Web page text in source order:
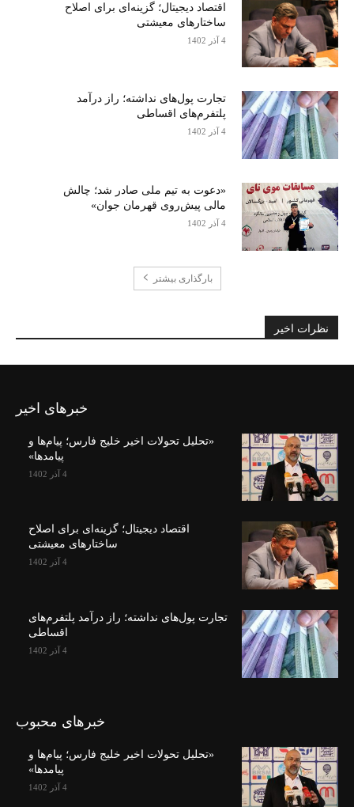
اقتصاد دیجیتال؛ گزینه‌ای برای اصلاح
ساختارهای معیشتی
4 آذر 1402
تجارت پول‌های نداشته؛ راز درآمد
پلتفرم‌های اقساطی
4 آذر 1402
«دعوت به تیم ملی صادر شد؛ چالش
مالی پیش‌روی قهرمان جوان»
4 آذر 1402
بارگذاری بیشتر
نظرات اخیر
خبرهای اخیر
«تحلیل تحولات اخیر خلیج فارس؛ پیام‌ها و
پیامدها»
4 آذر 1402
اقتصاد دیجیتال؛ گزینه‌ای برای اصلاح
ساختارهای معیشتی
4 آذر 1402
تجارت پول‌های نداشته؛ راز درآمد پلتفرم‌های
اقساطی
4 آذر 1402
خبرهای محبوب
«تحلیل تحولات اخیر خلیج فارس؛ پیام‌ها و
پیامدها»
4 آذر 1402